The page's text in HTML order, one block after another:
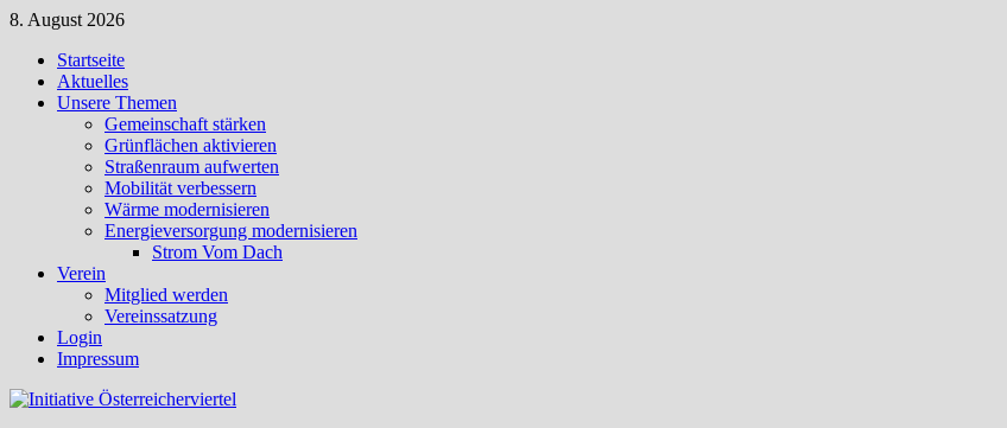
Zum
springen
8. August 2026
Startseite
Aktuelles
Unsere Themen
Gemeinschaft stärken
Grünflächen aktivieren
Straßenraum aufwerten
Mobilität verbessern
Wärme modernisieren
Energieversorgung modernisieren
Strom Vom Dach
Verein
Mitglied werden
Vereinssatzung
Login
Impressum